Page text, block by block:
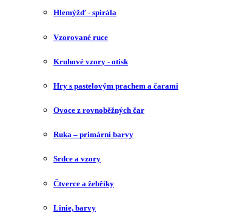
Hlemýžď - spirála
Vzorované ruce
Kruhové vzory - otisk
Hry s pastelovým prachem a čarami
Ovoce z rovnoběžných čar
Ruka – primární barvy
Srdce a vzory
Čtverce a žebříky
Linie, barvy